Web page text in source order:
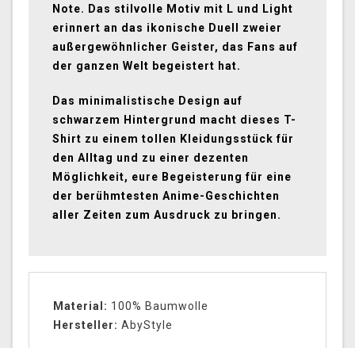
Note. Das stilvolle Motiv mit L und Light
erinnert an das ikonische Duell zweier
außergewöhnlicher Geister, das Fans auf
der ganzen Welt begeistert hat.
Das minimalistische Design auf
schwarzem Hintergrund macht dieses T-
Shirt zu einem tollen Kleidungsstück für
den Alltag und zu einer dezenten
Möglichkeit, eure Begeisterung für eine
der berühmtesten Anime-Geschichten
aller Zeiten zum Ausdruck zu bringen.
Material: 100% Baumwolle
Hersteller: AbyStyle